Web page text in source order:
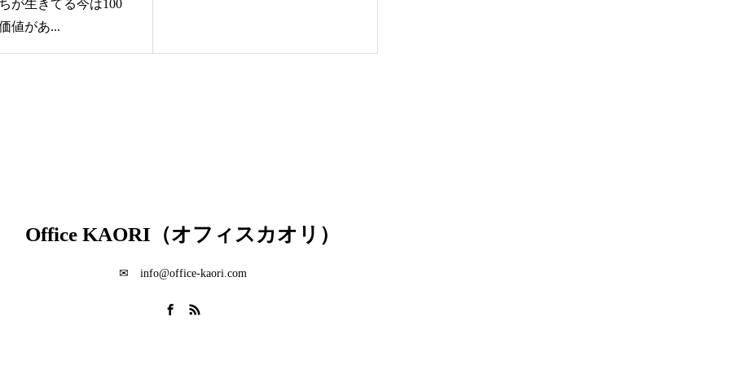
が生きてる今は100
値があ...
Office KAORI（オフィスカオリ）
✉ info@office-kaori.com